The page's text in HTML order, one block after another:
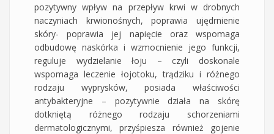
pozytywny wpływ na przepływ krwi w drobnych
naczyniach krwionośnych, poprawia ujędrnienie
skóry- poprawia jej napięcie oraz wspomaga
odbudowę naskórka i wzmocnienie jego funkcji,
reguluje wydzielanie łoju – czyli doskonale
wspomaga leczenie łojotoku, trądziku i różnego
rodzaju wyprysków, posiada właściwości
antybakteryjne – pozytywnie działa na skórę
dotkniętą różnego rodzaju schorzeniami
dermatologicznymi, przyśpiesza również gojenie